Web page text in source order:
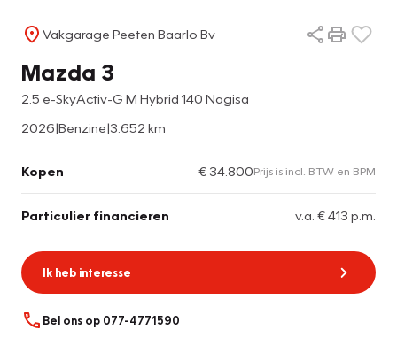
Vakgarage Peeten Baarlo Bv
Mazda 3
2.5 e-SkyActiv-G M Hybrid 140 Nagisa
2026|Benzine|3.652 km
Kopen € 34.800Prijs is incl. BTW en BPM
Particulier financieren v.a. € 413 p.m.
Ik heb interesse
Bel ons op 077-4771590